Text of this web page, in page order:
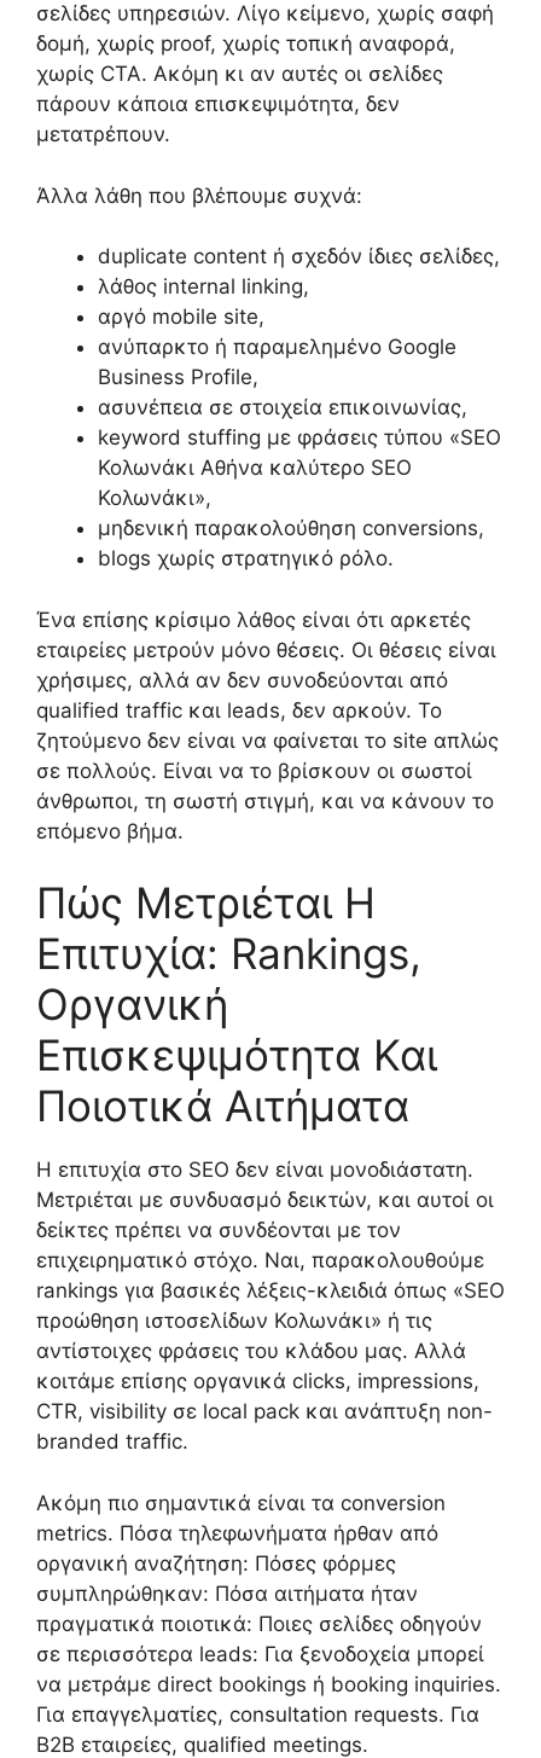
σελίδες υπηρεσιών. Λίγο κείμενο, χωρίς σαφή
δομή, χωρίς proof, χωρίς τοπική αναφορά,
χωρίς CTA. Ακόμη κι αν αυτές οι σελίδες
πάρουν κάποια επισκεψιμότητα, δεν
μετατρέπουν.
Άλλα λάθη που βλέπουμε συχνά:
duplicate content ή σχεδόν ίδιες σελίδες,
λάθος internal linking,
αργό mobile site,
ανύπαρκτο ή παραμελημένο Google
Business Profile,
ασυνέπεια σε στοιχεία επικοινωνίας,
keyword stuffing με φράσεις τύπου «SEO
Κολωνάκι Αθήνα καλύτερο SEO
Κολωνάκι»,
μηδενική παρακολούθηση conversions,
blogs χωρίς στρατηγικό ρόλο.
Ένα επίσης κρίσιμο λάθος είναι ότι αρκετές
εταιρείες μετρούν μόνο θέσεις. Οι θέσεις είναι
χρήσιμες, αλλά αν δεν συνοδεύονται από
qualified traffic και leads, δεν αρκούν. Το
ζητούμενο δεν είναι να φαίνεται το site απλώς
σε πολλούς. Είναι να το βρίσκουν οι σωστοί
άνθρωποι, τη σωστή στιγμή, και να κάνουν το
επόμενο βήμα.
Πώς Μετριέται Η
Επιτυχία: Rankings,
Οργανική
Επισκεψιμότητα Και
Ποιοτικά Αιτήματα
Η επιτυχία στο SEO δεν είναι μονοδιάστατη.
Μετριέται με συνδυασμό δεικτών, και αυτοί οι
δείκτες πρέπει να συνδέονται με τον
επιχειρηματικό στόχο. Ναι, παρακολουθούμε
rankings για βασικές λέξεις-κλειδιά όπως «SEO
προώθηση ιστοσελίδων Κολωνάκι» ή τις
αντίστοιχες φράσεις του κλάδου μας. Αλλά
κοιτάμε επίσης οργανικά clicks, impressions,
CTR, visibility σε local pack και ανάπτυξη non-
branded traffic.
Ακόμη πιο σημαντικά είναι τα conversion
metrics. Πόσα τηλεφωνήματα ήρθαν από
οργανική αναζήτηση: Πόσες φόρμες
συμπληρώθηκαν: Πόσα αιτήματα ήταν
πραγματικά ποιοτικά: Ποιες σελίδες οδηγούν
σε περισσότερα leads: Για ξενοδοχεία μπορεί
να μετράμε direct bookings ή booking inquiries.
Για επαγγελματίες, consultation requests. Για
B2B εταιρείες, qualified meetings.